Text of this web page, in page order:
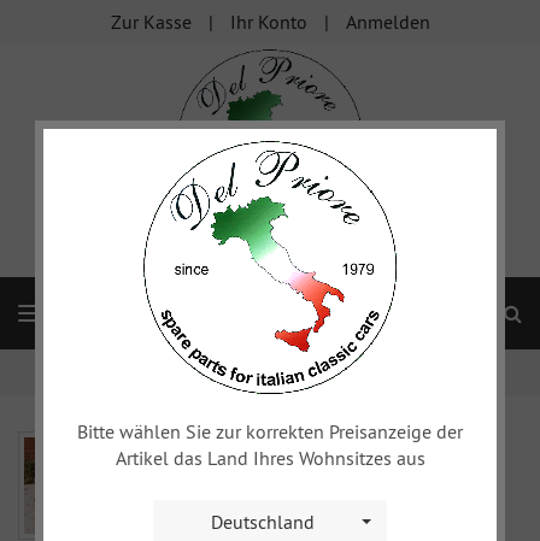
Zur Kasse Ihr Konto Anmelden
FIAT Topolino
Bitte wählen Sie zur korrekten Preisanzeige der
Artikel das Land Ihres Wohnsitzes aus
Deutschland